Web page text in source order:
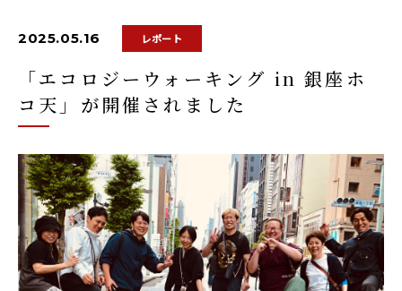
2025.05.16 レポート
「エコロジーウォーキング in 銀座ホ
コ天」が開催されました